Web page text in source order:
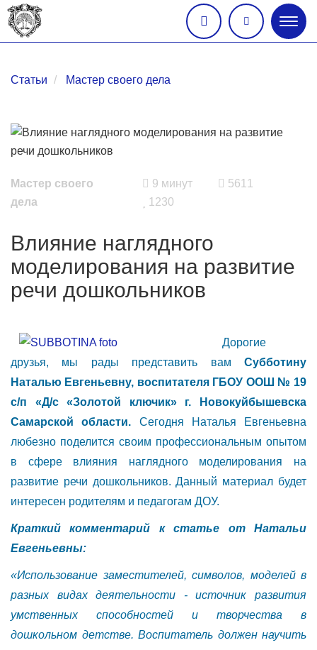
меню
Статьи Мастер своего дела
Мастер своего
дела
9 минут
5611
1230
Влияние наглядного
моделирования на развитие
речи дошкольников
Дорогие
друзья, мы рады представить вам Субботину
Наталью Евгеньевну, воспитателя ГБОУ ООШ № 19
с/п «Д/с «Золотой ключик» г. Новокуйбышевска
Самарской области. Сегодня Наталья Евгеньевна
любезно поделится своим профессиональным опытом
в сфере влияния наглядного моделирования на
развитие речи дошкольников. Данный материал будет
интересен родителям и педагогам ДОУ.
Краткий комментарий к статье от Натальи
Евгеньевны:
«Использование заместителей, символов, моделей в
разных видах деятельности - источник развития
умственных способностей и творчества в
дошкольном детстве. Воспитатель должен научить